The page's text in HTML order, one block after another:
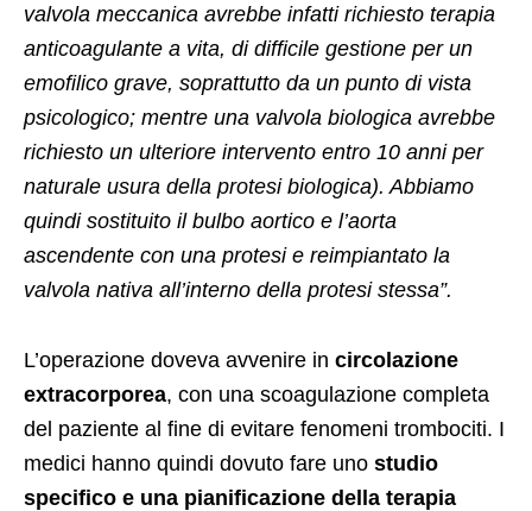
valvola meccanica avrebbe infatti richiesto terapia
anticoagulante a vita, di difficile gestione per un
emofilico grave, soprattutto da un punto di vista
psicologico; mentre una valvola biologica avrebbe
richiesto un ulteriore intervento entro 10 anni per
naturale usura della protesi biologica). Abbiamo
quindi sostituito il bulbo aortico e l’aorta
ascendente con una protesi e reimpiantato la
valvola nativa all’interno della protesi stessa”.
L’operazione doveva avvenire in circolazione
extracorporea, con una scoagulazione completa
del paziente al fine di evitare fenomeni trombociti. I
medici hanno quindi dovuto fare uno studio
specifico e una pianificazione della terapia